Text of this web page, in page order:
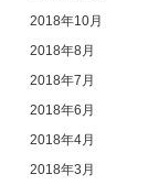
2018年10月
2018年8月
2018年7月
2018年6月
2018年4月
2018年3月